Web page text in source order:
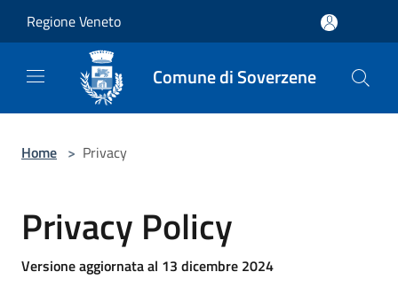
Regione Veneto
Comune di Soverzene
Home > Privacy
Privacy Policy
Versione aggiornata al 13 dicembre 2024